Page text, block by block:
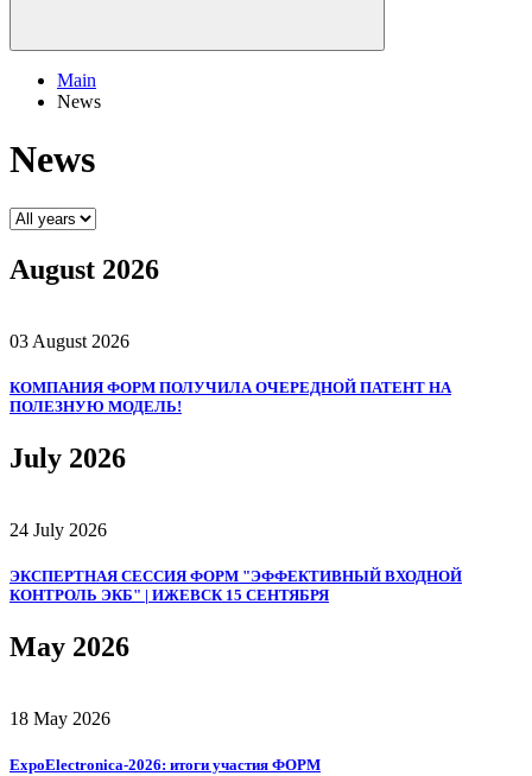
Main
News
News
August 2026
03 August 2026
КОМПАНИЯ ФОРМ ПОЛУЧИЛА ОЧЕРЕДНОЙ ПАТЕНТ НА
ПОЛЕЗНУЮ МОДЕЛЬ!
July 2026
24 July 2026
ЭКСПЕРТНАЯ СЕССИЯ ФОРМ "ЭФФЕКТИВНЫЙ ВХОДНОЙ
КОНТРОЛЬ ЭКБ" | ИЖЕВСК 15 СЕНТЯБРЯ
May 2026
18 May 2026
ExpoElectronica‑2026: итоги участия ФОРМ